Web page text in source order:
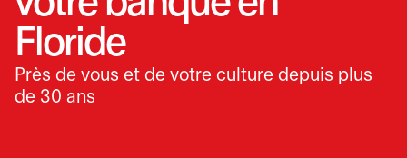
Floride
Près de vous et de votre culture depuis plus
de 30 ans